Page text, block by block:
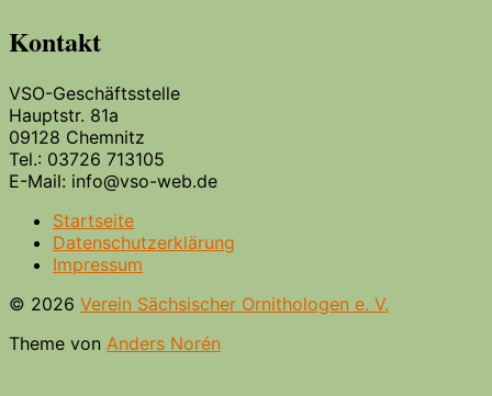
Kontakt
VSO-Geschäftsstelle
Hauptstr. 81a
09128 Chemnitz
Tel.: 03726 713105
E-Mail: info@vso-web.de
Startseite
Datenschutzerklärung
Impressum
© 2026 Verein Sächsischer Ornithologen e. V.
Theme von Anders Norén